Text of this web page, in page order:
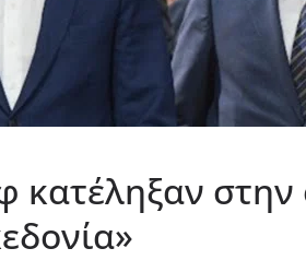
κατέληξαν